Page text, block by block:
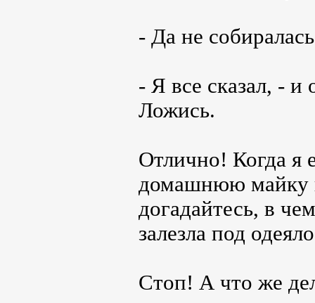
- Да не
- Я все сказал, - и
Ложись.
Отлично! Когда
домашнюю майку
догадайтесь, в
залезла под
Стоп! А что же